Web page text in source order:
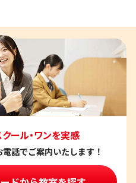
ール・ワンを実感
話でご案内いたします！